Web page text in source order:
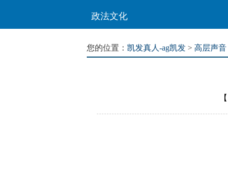
政法文化
您的位置： 凯发真人-ag凯发 > 高层声音
【